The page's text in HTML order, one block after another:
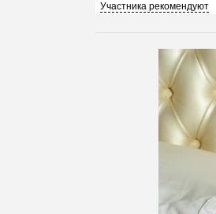
Участника рекомендуют